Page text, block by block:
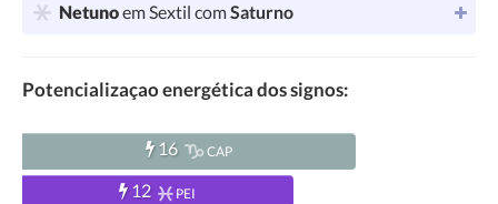
Netunoem Sextil comSaturno
Potencializaçao energética dos signos:
16 CAP
12 PEI